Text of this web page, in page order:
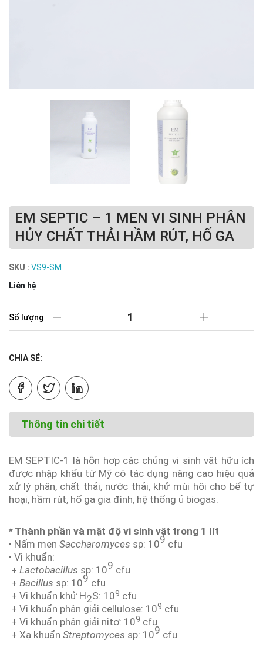
EM SEPTIC – 1 MEN VI SINH PHÂN
HỦY CHẤT THẢI HẦM RÚT, HỐ GA
SKU : VS9-SM
Liên hệ
Số lượng
CHIA SẺ:
Thông tin chi tiết
EM SEPTIC-1 là hỗn hợp các chủng vi sinh vật hữu ích
được nhập khẩu từ Mỹ có tác dụng nâng cao hiệu quả
xử lý phân, chất thải, nước thải, khử mùi hôi cho bể tự
hoại, hầm rút, hố ga gia đình, hệ thống ủ biogas.
* Thành phần và mật độ vi sinh vật trong 1 lít
• Nấm men Saccharomyces sp: 109 cfu
• Vi khuẩn:
+ Lactobacillus sp: 109 cfu
+ Bacillus sp: 109 cfu
+ Vi khuẩn khử H2S: 109 cfu
+ Vi khuẩn phân giải cellulose: 109 cfu
+ Vi khuẩn phân giải nitơ: 109 cfu
+ Xạ khuẩn Streptomyces sp: 109 cfu